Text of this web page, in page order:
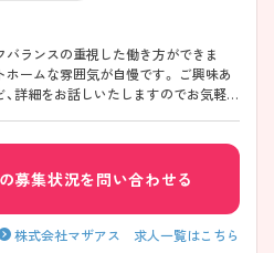
バランスの重視した働き方ができま
詳細をお話しいたしますのでお気軽に
募集状況を問い合わせる
株式会社マザアス 求人一覧はこちら